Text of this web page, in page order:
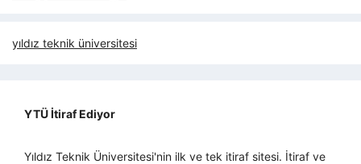
yıldız teknik üniversitesi
YTÜ İtiraf Ediyor
Yıldız Teknik Üniversitesi'nin ilk ve tek itiraf sitesi. İtiraf ve